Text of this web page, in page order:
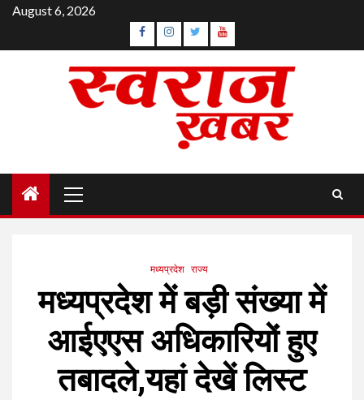
Skip
content
August 6, 2026
Facebook
Instagram
TwitterYouTube
Menu
मध्यप्रदेश राज्य
मध्यप्रदेश में बड़ी संख्या में
आईएएस अधिकारियों हुए
तबादले,यहां देखें लिस्ट